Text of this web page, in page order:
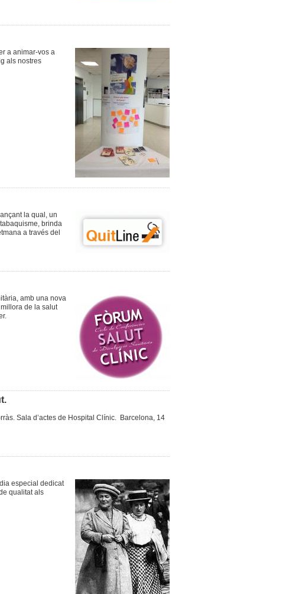
a animar-vos a
als nostres
la qual, un
brinda
a través del
amb una nova
de la salut
Sala d’actes de Hospital Clínic. Barcelona, 14
especial dedicat
qualitat als